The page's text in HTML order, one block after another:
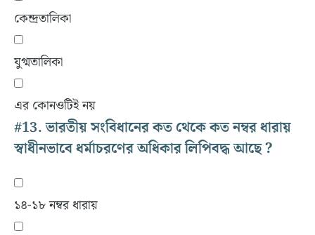
কেন্দ্রতালিকা
যুগ্মতালিকা
এর কোনওটিই নয়
#13.ভারতীয় সংবিধানের কত থেকে কত নম্বর ধারায়
স্বাধীনভাবে ধর্মাচরণের অধিকার লিপিবদ্ধ আছে ?
১৪-১৮ নম্বর ধারায়